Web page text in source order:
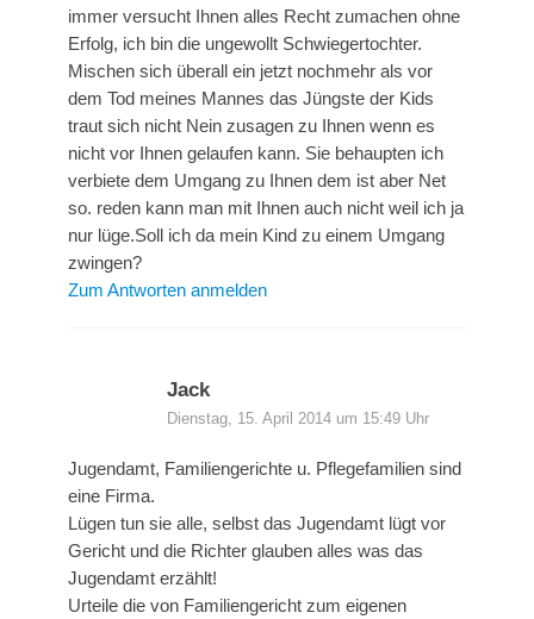
immer versucht Ihnen alles Recht zumachen ohne
Erfolg, ich bin die ungewollt Schwiegertochter.
Mischen sich überall ein jetzt nochmehr als vor
dem Tod meines Mannes das Jüngste der Kids
traut sich nicht Nein zusagen zu Ihnen wenn es
nicht vor Ihnen gelaufen kann. Sie behaupten ich
verbiete dem Umgang zu Ihnen dem ist aber Net
so. reden kann man mit Ihnen auch nicht weil ich ja
nur lüge.Soll ich da mein Kind zu einem Umgang
zwingen?
Zum Antworten anmelden
Jack
Dienstag, 15. April 2014 um 15:49 Uhr
Jugendamt, Familiengerichte u. Pflegefamilien sind
eine Firma.
Lügen tun sie alle, selbst das Jugendamt lügt vor
Gericht und die Richter glauben alles was das
Jugendamt erzählt!
Urteile die von Familiengericht zum eigenen